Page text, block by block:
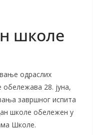
школе
одраслих
28. јуна,
завршног испита
школе обележен у
Школе.